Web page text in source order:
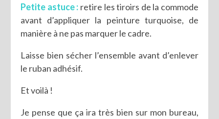
Petite astuce : retire les tiroirs de la commode
avant d’appliquer la peinture turquoise, de
manière à ne pas marquer le cadre.
Laisse bien sécher l’ensemble avant d’enlever
le ruban adhésif.
Et voilà !
Je pense que ça ira très bien sur mon bureau,